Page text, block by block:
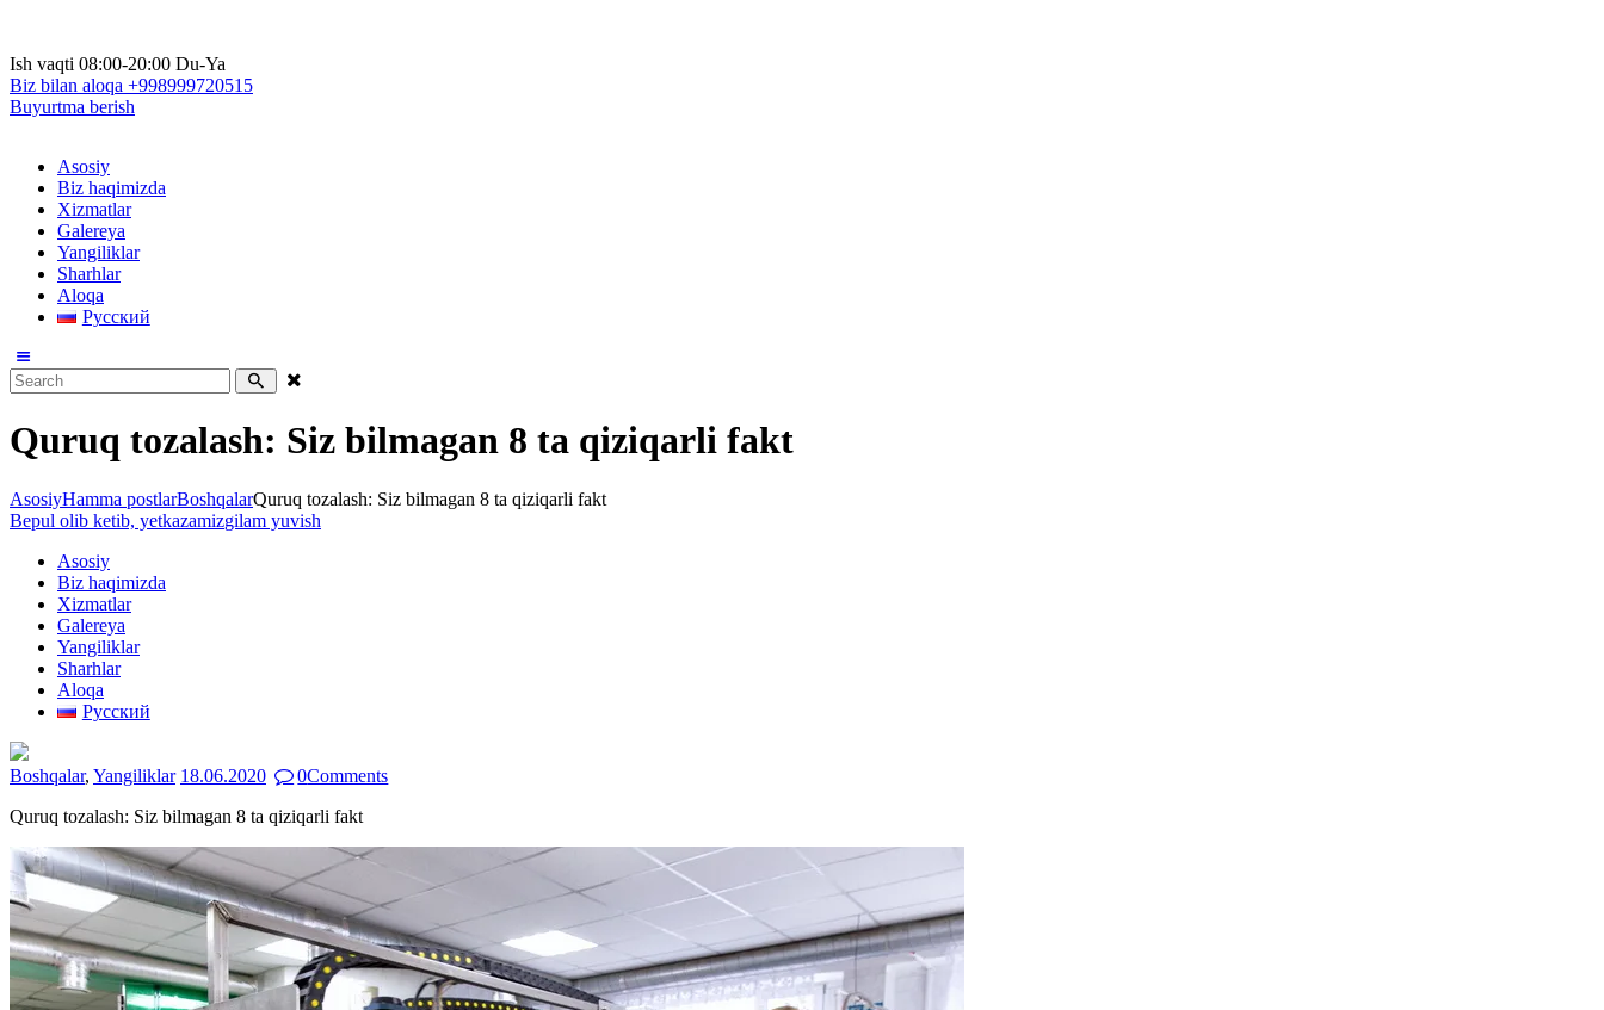
Ish vaqti 08:00-20:00 Du-Ya
Biz bilan aloqa +998999720515
Buyurtma berish
Asosiy
Biz haqimizda
Xizmatlar
Galereya
Yangiliklar
Sharhlar
Aloqa
Русский
Quruq tozalash: Siz bilmagan 8 ta qiziqarli fakt
AsosiyHamma postlarBoshqalarQuruq tozalash: Siz bilmagan 8 ta qiziqarli fakt
Bepul olib ketib, yetkazamizgilam yuvish
Asosiy
Biz haqimizda
Xizmatlar
Galereya
Yangiliklar
Sharhlar
Aloqa
Русский
Boshqalar, Yangiliklar 18.06.2020 0Comments
Quruq tozalash: Siz bilmagan 8 ta qiziqarli fakt